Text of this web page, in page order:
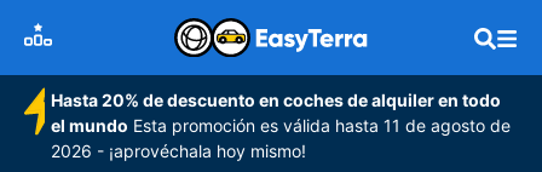
Hasta 20% de descuento en coches de alquiler en todo
el mundo Esta promoción es válida hasta 11 de agosto de
2026 - ¡aprovéchala hoy mismo!